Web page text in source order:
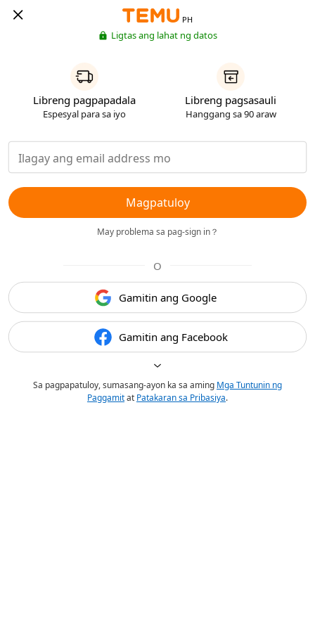
PH
Ligtas ang lahat ng datos
Libreng pagpapadala
Espesyal para sa iyo
Libreng pagsasauli
Hanggang sa 90 araw
Magpatuloy
May problema sa pag-sign in？
O
Gamitin ang Google
Gamitin ang Facebook
Sa pagpapatuloy, sumasang-ayon ka sa aming Mga Tuntunin ng
Paggamitat Patakaran sa Pribasiya.